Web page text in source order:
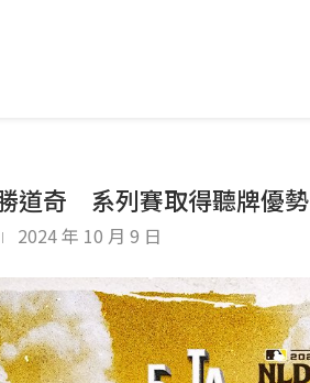
道奇 系列賽取得聽牌優勢
2024 年 10 月 9 日